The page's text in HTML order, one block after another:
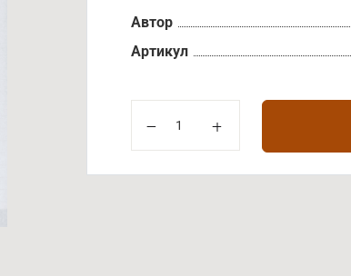
Автор
Артикул